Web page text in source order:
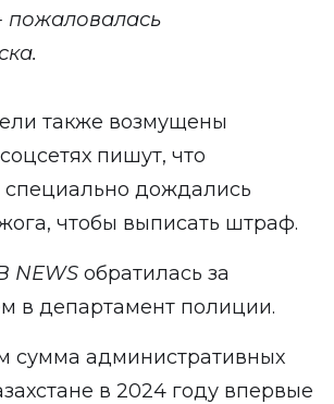
пожаловалась
также возмущены
пишут, что
специально дождались
чтобы выписать штраф.
NEWS обратилась за
в департамент полиции.
сумма административных
в 2024 году впервые